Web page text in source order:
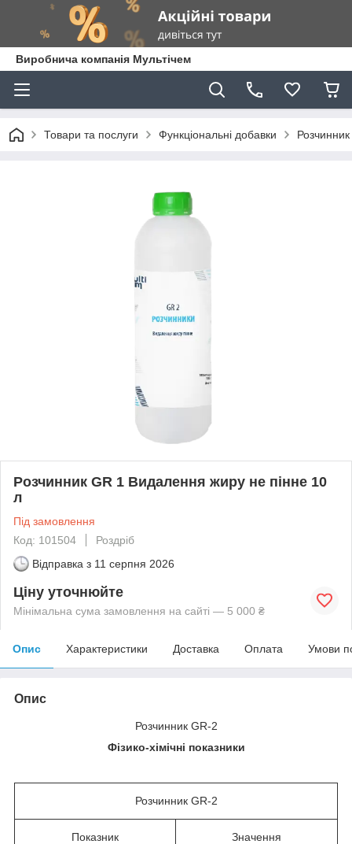
Виробнича компанія Мультічем
Товари та послуги Функціональні добавки
Розчинник GR 1 Видалення жиру не пінне 10
л
Під замовлення
Код: 101504
Роздріб
Відправка з 11 серпня 2026
Ціну уточнюйте
Мінімальна сума замовлення на сайті — 5 000 ₴
Опис Характеристики Доставка Оплата Умови
Опис
Розчинник GR-2
Фізико-хімічні показники
Розчинник GR-2
Показник Значення